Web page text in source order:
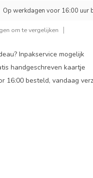
Op werkdagen voor 16:00 uur
om te vergelijken
Inpakservice mogelijk
handgeschreven kaartje
16:00 besteld, vandaag